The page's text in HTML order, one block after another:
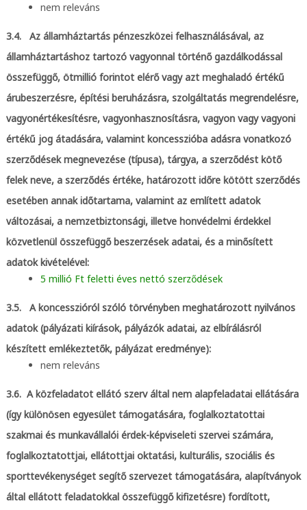
nem releváns
3.4. Az államháztartás pénzeszközei felhasználásával, az
államháztartáshoz tartozó vagyonnal történő gazdálkodással
összefüggő, ötmillió forintot elérő vagy azt meghaladó értékű
árubeszerzésre, építési beruházásra, szolgáltatás megrendelésre,
vagyonértékesítésre, vagyonhasznosításra, vagyon vagy vagyoni
értékű jog átadására, valamint koncesszióba adásra vonatkozó
szerződések megnevezése (típusa), tárgya, a szerződést kötő
felek neve, a szerződés értéke, határozott időre kötött szerződés
esetében annak időtartama, valamint az említett adatok
változásai, a nemzetbiztonsági, illetve honvédelmi érdekkel
közvetlenül összefüggő beszerzések adatai, és a minősített
adatok kivételével:
5 millió Ft feletti éves nettó szerződések
3.5. A koncesszióról szóló törvényben meghatározott nyilvános
adatok (pályázati kiírások, pályázók adatai, az elbírálásról
készített emlékeztetők, pályázat eredménye):
nem releváns
3.6. A közfeladatot ellátó szerv által nem alapfeladatai ellátására
(így különösen egyesület támogatására, foglalkoztatottai
szakmai és munkavállalói érdek-képviseleti szervei számára,
foglalkoztatottjai, ellátottjai oktatási, kulturális, szociális és
sporttevékenységet segítő szervezet támogatására, alapítványok
által ellátott feladatokkal összefüggő kifizetésre) fordított,